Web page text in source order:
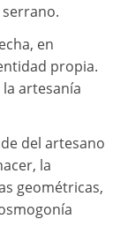
en
propia.
artesanía
del artesano
la
geométricas,